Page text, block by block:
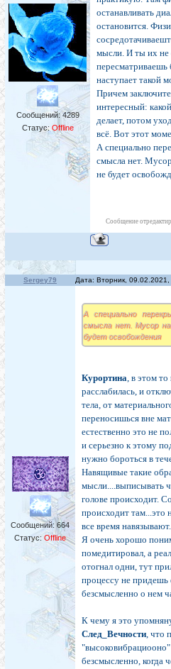
Сообщений: 4289
Статус: Offline
останавливать
остановится.
мысли. И ты их не
наступает такой
Причем
интересный:
делает, потом
всё. Вот этот
А специально
смысла нет.
не будет
Сообщение
Sergey79 Дата: Вторник,
Сообщений: 664
Статус: Offline
А специально
смысла нет. Мусор
будет освобождения
Курортина, в этом
расслабилась, и
тела, от
переносишься вне
естественно это не
и серьезно к этому
нужно бороться в
Навящивые такие
мысли....выписывать
голове происходит.
происходит там...это
все время
Я очень хорошо
помедитировал, а
отогнал одни, тут
процессу не придешь
безсмысленно о нем
К чему я это
След_Вечности, что
безсмысленно, когда